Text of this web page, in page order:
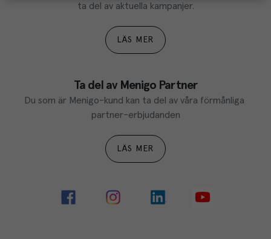
ta del av aktuella kampanjer.
LÄS MER
Ta del av Menigo Partner
Du som är Menigo-kund kan ta del av våra förmånliga
partner-erbjudanden
LÄS MER